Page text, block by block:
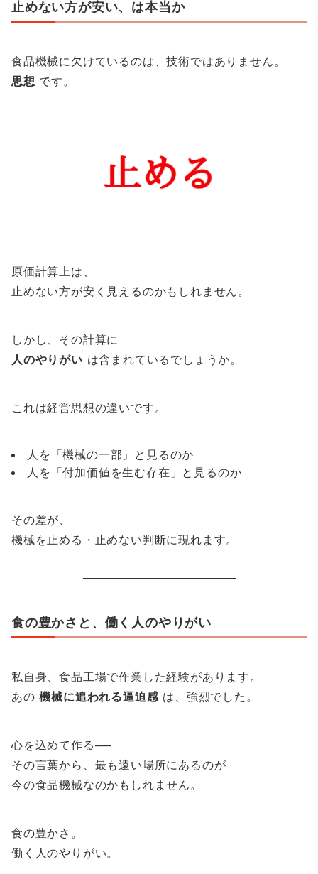
止めない方が安い、は本当か
食品機械に欠けているのは、技術ではありません。
思想 です。
原価計算上は、
止めない方が安く見えるのかもしれません。
しかし、その計算に
人のやりがい は含まれているでしょうか。
これは経営思想の違いです。
人を「機械の一部」と見るのか
人を「付加価値を生む存在」と見るのか
その差が、
機械を止める・止めない判断に現れます。
食の豊かさと、働く人のやりがい
私自身、食品工場で作業した経験があります。
あの機械に追われる逼迫感は、強烈でした。
心を込めて作る──
その言葉から、最も遠い場所にあるのが
今の食品機械なのかもしれません。
食の豊かさ。
働く人のやりがい。